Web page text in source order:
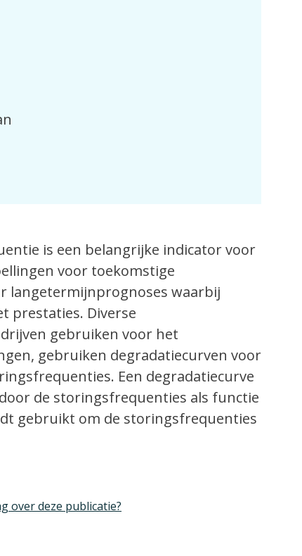
is een belangrijke indicator voor
voor toekomstige
langetermijnprognoses waarbij
prestaties. Diverse
gebruiken voor het
gebruiken degradatiecurven voor
Een degradatiecurve
de storingsfrequenties als functie
gebruikt om de storingsfrequenties
over deze publicatie?